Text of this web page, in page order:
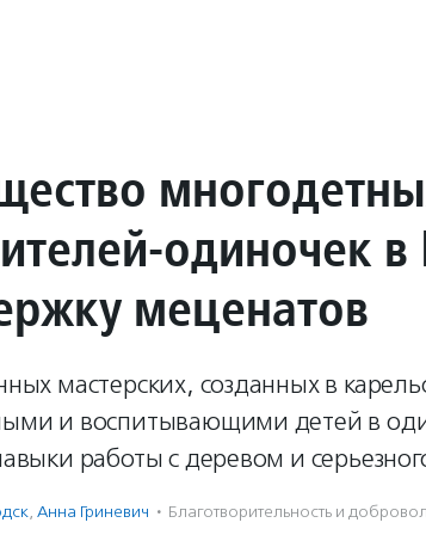
одиночек
меценатов
мастерских, созданных в
и воспитывающими детей в
работы с деревом и
, Анна Гриневич · Благотвори­тель­ность и